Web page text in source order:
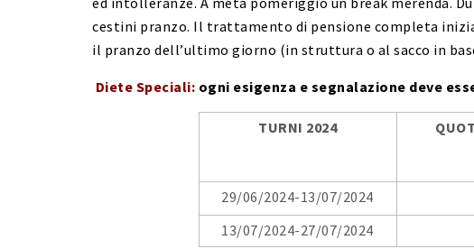
cestini pranzo. Il trattamento di pensione completa
il pranzo dell’ultimo giorno (in struttura o al sacco in
Diete Speciali: ogni esigenza e segnalazione deve
TURNI 2024
29/06/2024-13/07/2024
13/07/2024-27/07/2024